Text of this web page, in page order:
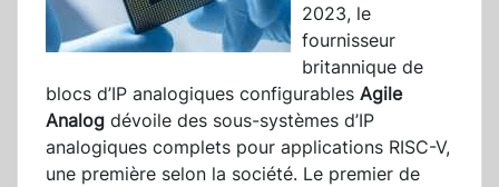
2023, le
fournisseur
britannique de
blocs d’IP analogiques configurables Agile
Analog dévoile des sous-systèmes d’IP
analogiques complets pour applications RISC-V,
une première selon la société. Le premier de